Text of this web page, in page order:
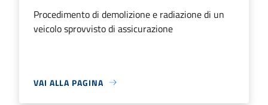
Procedimento di demolizione e radiazione di un
veicolo sprovvisto di assicurazione
VAI ALLA PAGINA